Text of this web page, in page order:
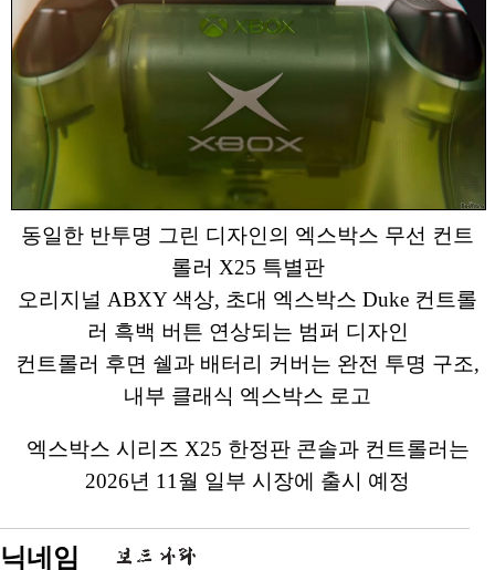
동일한 반투명 그린 디자인의 엑스박스 무선 컨트
롤러 X25 특별판
오리지널 ABXY 색상, 초대 엑스박스 Duke 컨트롤
러 흑백 버튼 연상되는 범퍼 디자인
컨트롤러 후면 쉘과 배터리 커버는 완전 투명 구조,
내부 클래식 엑스박스 로고
엑스박스 시리즈 X25 한정판 콘솔과 컨트롤러는
2026년 11월 일부 시장에 출시 예정
닉네임